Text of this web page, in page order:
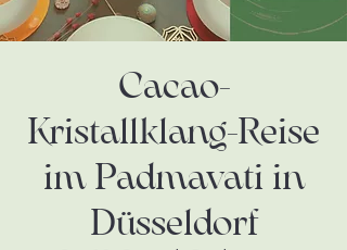
Cacao-
Kristallklang-Reise
im Padmavati in
Düsseldorf